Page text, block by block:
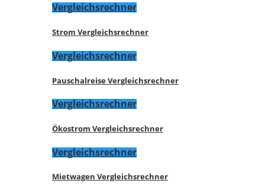
Vergleichsrechner
Strom Vergleichsrechner
Vergleichsrechner
Pauschalreise Vergleichsrechner
Vergleichsrechner
Ökostrom Vergleichsrechner
Vergleichsrechner
Mietwagen Vergleichsrechner